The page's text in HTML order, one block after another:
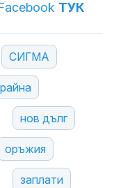
ТУК
СИГМА
нов дълг
оръжия
заплати